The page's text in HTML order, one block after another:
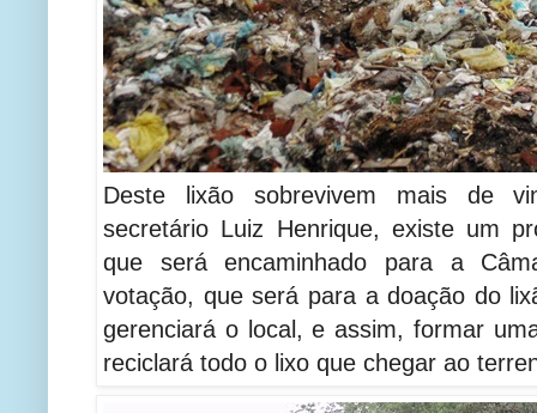
Deste lixão sobrevivem mais de
secretário Luiz Henrique, existe um
que será encaminhado para a
votação, que será para a doação do
gerenciará o local, e assim, formar
reciclará todo o lixo que chegar ao